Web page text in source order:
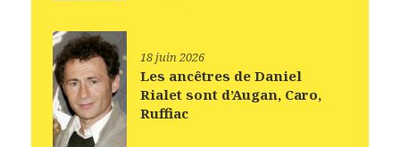
18 juin 2026
Les ancêtres de Daniel
Rialet sont d’Augan, Caro,
Ruffiac